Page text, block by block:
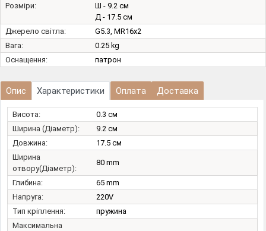
Розміри:
Ш - 9.2 см
Д - 17.5 см
Джерело світла:
G5.3, MR16х2
Вага:
0.25 kg
Оснащення:
патрон
Опис Характеристики Оплата Доставка
Висота:
0.3 см
Ширина (Діаметр):
9.2 см
Довжина:
17.5 см
Ширина
отвору(Діаметр):
80 mm
Глибина:
65 mm
Напруга:
220V
Тип кріплення:
пружина
Максимальна